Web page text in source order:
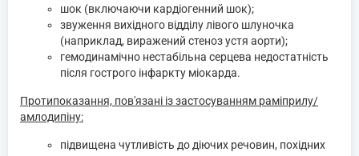
шок (включаючи кардіогенний шок);
звуження вихідного відділу лівого шлуночка
(наприклад, виражений стеноз устя аорти);
гемодинамічно нестабільна серцева недостатність
після гострого інфаркту міокарда.
Протипоказання, пов'язані із застосуванням раміприлу/
амлодипіну:
підвищена чутливість до діючих речовин, похідних